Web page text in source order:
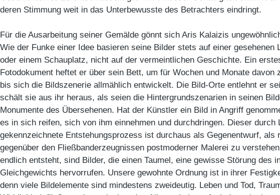
deren Stimmung weit in das Unterbewusste des Betrachters eindringt.
Für die Ausarbeitung seiner Gemälde gönnt sich Aris Kalaizis
Wie der Funke einer Idee basieren seine Bilder stets auf einer gesehenen
oder einem Schauplatz, nicht auf der vermeintlichen Geschichte. Ein
Fotodokument heftet er über sein Bett, um für Wochen und Monate davon
bis sich die Bildszenerie allmählich entwickelt. Die Bild-Orte entlehnt er
schält sie aus ihr heraus, als seien die Hintergrundszenarien in seinen
Monumente des Übersehenen. Hat der Künstler ein Bild in Angriff
es in sich reifen, sich von ihm einnehmen und durchdringen. Dieser durch
gekennzeichnete Entstehungsprozess ist durchaus als Gegenentwurf, als
gegenüber den Fließbanderzeugnissen postmoderner Malerei zu
endlich entsteht, sind Bilder, die einen Taumel, eine gewisse Störung des
Gleichgewichts hervorrufen. Unsere gewohnte Ordnung ist in ihrer
denn viele Bildelemente sind mindestens zweideutig. Leben und Tod,